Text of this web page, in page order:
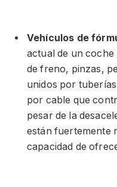
Vehículos de
actual de un coche
de freno, pinzas,
unidos por
por cable que
pesar de la
están fuertemente
capacidad de